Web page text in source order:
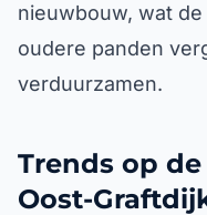
nieuwbouw, wat
oudere panden
verduurzamen.
Trends op
Oost-